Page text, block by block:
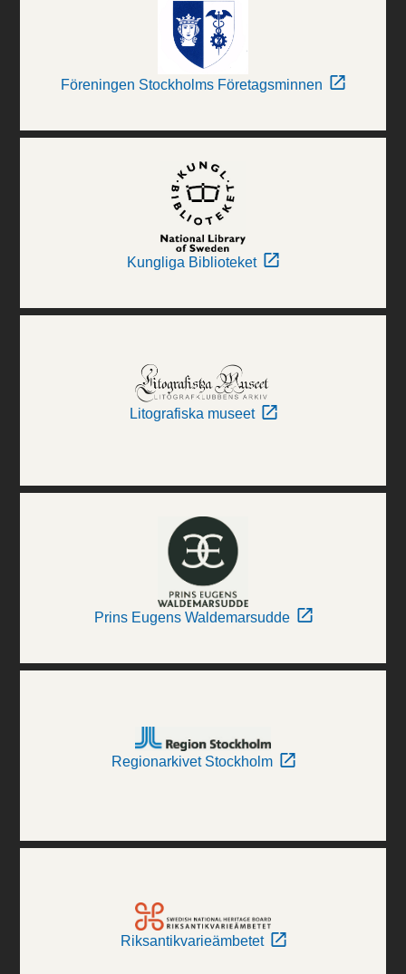
Föreningen Stockholms Företagsminnen
Kungliga Biblioteket
Litografiska museet
Prins Eugens Waldemarsudde
Regionarkivet Stockholm
Riksantikvarieämbetet